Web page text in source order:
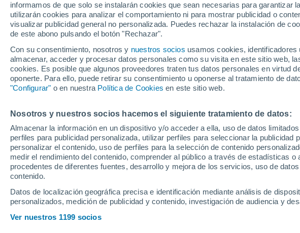
informamos de que solo se instalarán cookies que sean necesarias para garantizar
utilizarán cookies para analizar el comportamiento ni para mostrar publicidad o
visualizar publicidad general no personalizada. Puedes rechazar la instalación de
de este abono pulsando el botón "Rechazar".
Con su consentimiento, nosotros y nuestros socios usamos cookies,
almacenar, acceder y procesar datos personales como su visita en este sitio web,
cookies. Es posible que algunos proveedores traten tus datos personales en virtud
oponerte. Para ello, puede retirar su consentimiento u oponerse al tratamiento de
"Configurar" o en nuestra Política de Cookies en este sitio web.
Nosotros y nuestros socios hacemos el siguiente tratamiento de datos:
Almacenar la información en un dispositivo y/o acceder a ella, uso de datos
perfiles para publicidad personalizada, utilizar perfiles para seleccionar la publicidad
personalizar el contenido, uso de perfiles para la selección de contenido
medir el rendimiento del contenido, comprender al público a través de estadísticas o
procedentes de diferentes fuentes, desarrollo y mejora de los servicios, uso de
contenido.
Datos de localización geográfica precisa e identificación mediante análisis de
personalizados, medición de publicidad y contenido, investigación de audiencia y
Ver nuestros 1199 socios
Saint-
Affrique
18°
Moissac
18°
Lourdes
35°
20°
Foix
39°
22°
Carcasona
Perpiñán
34°
18°
36°
36°
18°
19°
Albi
38°
22°
Gramat
36°
Cazères
Departamentos Occitania